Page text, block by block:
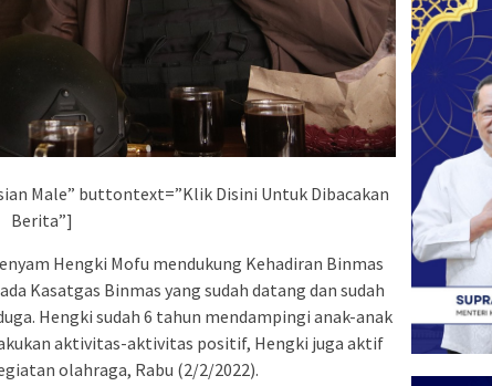
Male” buttontext=”Klik Disini Untuk Dibacakan
Berita”]
Hengki Mofu mendukung Kehadiran Binmas
Kasatgas Binmas yang sudah datang dan sudah
Hengki sudah 6 tahun mendampingi anak-anak
aktivitas-aktivitas positif, Hengki juga aktif
olahraga, Rabu (2/2/2022).